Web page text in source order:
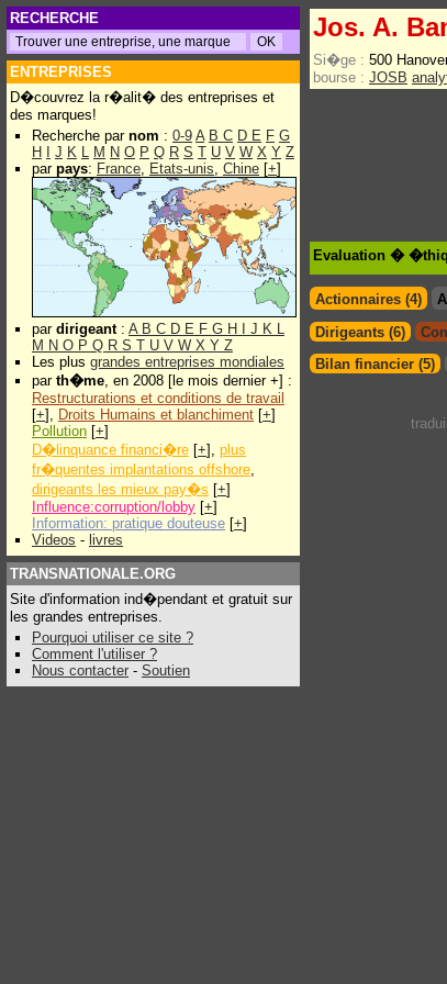
RECHERCHE
ENTREPRISES
D�couvrez la r�alit� des entreprises et
des marques!
Recherche par nom : 0-9 A B C D E F G
H
J K L M N O P Q R S T U V W X Y Z
par pays: France, Etats-unis, Chine [+]
par dirigeant: A B C D E F G H J K L
M N O P Q R S T U V W X Y Z
Les plus grandes entreprises mondiales
par th�me, en 2008 [le mois dernier +] :
Restructurations et conditions de travail
[+], Droits Humains et blanchiment [+]
Pollution [+]
D�linquance financi�re [+], plus
fr�quentes implantations offshore,
dirigeants les mieux pay�s [+]
Influence:corruption/lobby [+]
Information: pratique douteuse [+]
Videos - livres
TRANSNATIONALE.ORG
Site d'information ind�pendant et gratuit sur
les grandes entreprises.
Pourquoi utiliser ce site ?
Comment l'utiliser ?
Nous contacter - Soutien
Jos. A.
Si�ge : 500
bourse : JOSB
Evaluation �
Actionnaires (4)
Dirigeants (6)
Bilan financier (5)